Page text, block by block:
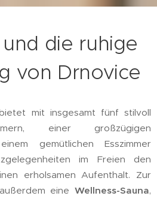
die ruhige
von Drnovice
mit insgesamt fünf stilvoll
einer großzügigen
gemütlichen Esszimmer
im Freien den
erholsamen Aufenthalt. Zur
eine Wellness-Sauna,